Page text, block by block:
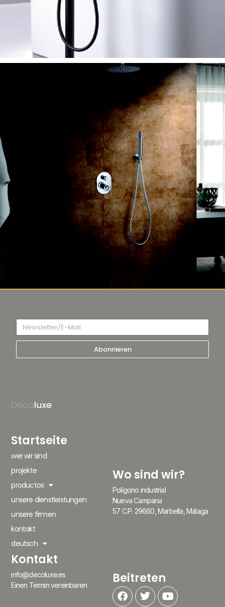
Abonnieren
Startseite
wer wir sind
projekte
productos
unsere dienstleistungen
unsere firmen
kontakt
deutsch
Wo sind wir?
Polígono industrial
Nueva Campana
57 C.P. 29660, Marbella, Málaga
Kontakt
info@decoluxe.es
Einen Termin vereinbaren
Beitreten